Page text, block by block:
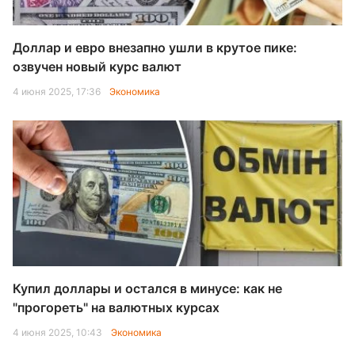
Доллар и евро внезапно ушли в крутое пике:
озвучен новый курс валют
4 июня 2025, 17:36 Экономика
Купил доллары и остался в минусе: как не
"прогореть" на валютных курсах
4 июня 2025, 10:43 Экономика